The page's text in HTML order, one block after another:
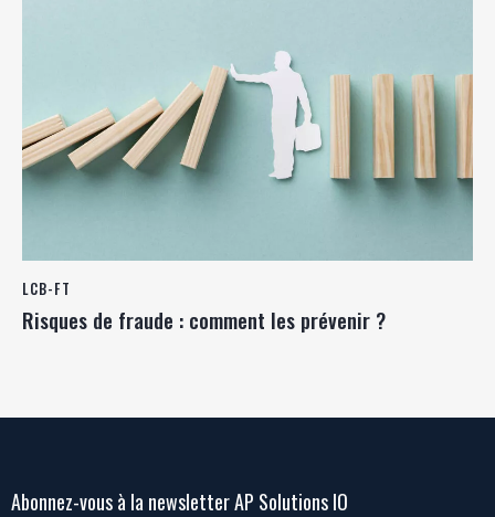
LCB-FT
Risques de fraude : comment les prévenir ?
Abonnez-vous à la newsletter AP Solutions IO